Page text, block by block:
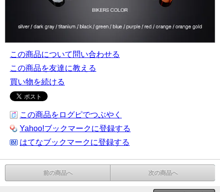
この商品について問い合わせる
この商品を友達に教える
買い物を続ける
この商品をログピでつぶやく
Yahoo!ブックマークに登録する
はてなブックマークに登録する
前の商品へ 次の商品へ